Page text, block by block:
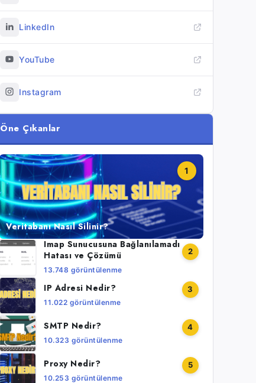
LinkedIn
YouTube
Instagram
Öne Çıkanlar
1
Veritabanı Nasıl Silinir?
2
Imap Sunucusuna Bağlanılamadı
Hatası ve Çözümü
13.748 görüntülenme
3
IP Adresi Nedir?
11.022 görüntülenme
4
SMTP Nedir?
10.323 görüntülenme
5
Proxy Nedir?
10.253 görüntülenme